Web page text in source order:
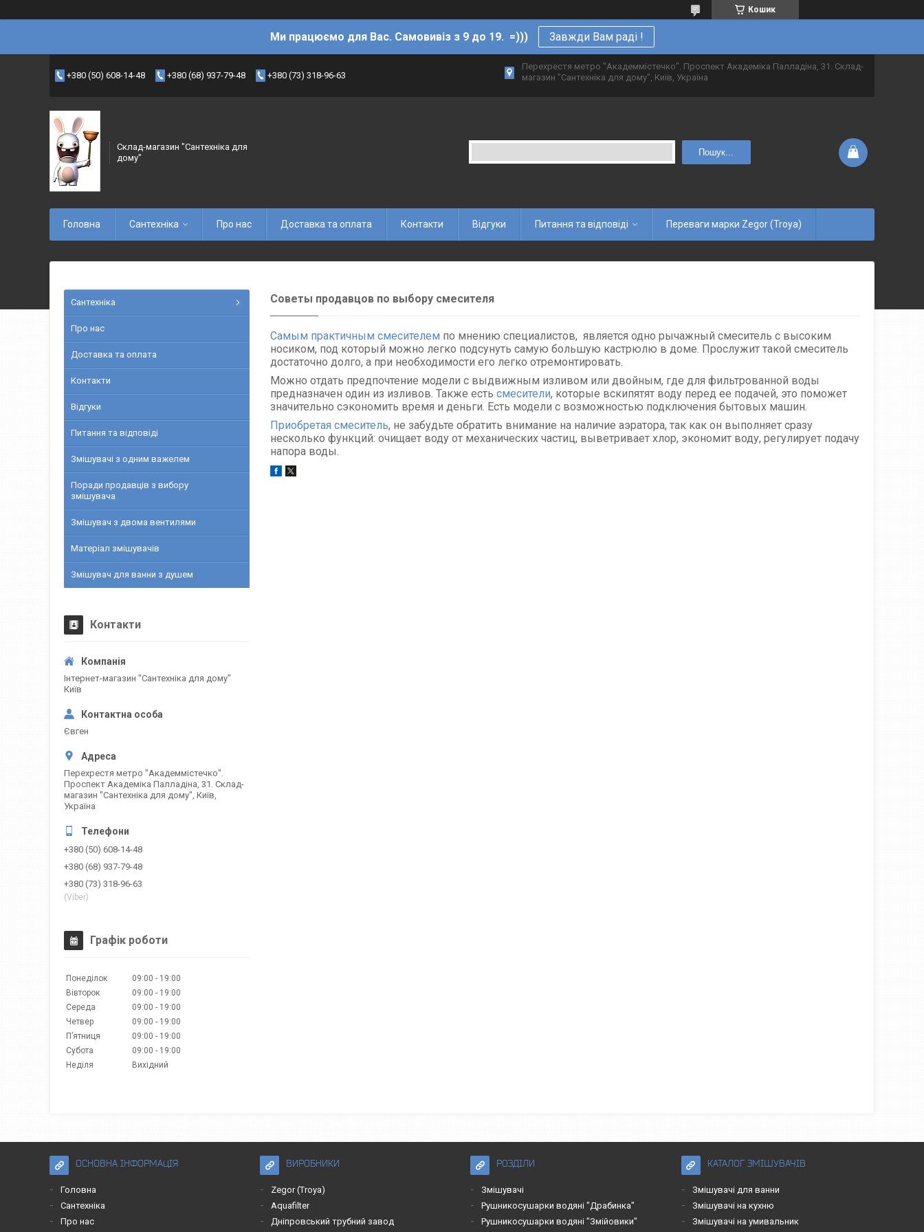
Кошик
Ми працюємо для Вас. Самовивіз з 9 до 19. =))) Завжди Вам раді !
+380 (50) 608-14-48 +380 (68) 937-79-48 +380 (73) 318-96-63
Перехрестя метро "Академмістечко". Проспект Академіка Палладіна, 31. Склад-
магазин "Сантехніка для дому", Київ, Україна
Склад-магазин "Сантехніка для
дому"
Пошук...
Головна Сантехніка Про нас Доставка та оплата Контакти Відгуки Питання та відповіді Переваги марки Zegor (Troya)
Советы продавцов по выбору смесителя
Самым практичным смесителем по мнению специалистов, является одно рычажный смеситель с высоким
носиком, под который можно легко подсунуть самую большую кастрюлю в доме. Прослужит такой смеситель
достаточно долго, а при необходимости его легко отремонтировать.
Можно отдать предпочтение модели с выдвижным изливом или двойным, где для фильтрованной воды
предназначен один из изливов. Также есть смесители, которые вскипятят воду перед ее подачей, это поможет
значительно сэкономить время и деньги. Есть модели с возможностью подключения бытовых машин.
Приобретая смеситель, не забудьте обратить внимание на наличие аэратора, так как он выполняет сразу
несколько функций: очищает воду от механических частиц, выветривает хлор, экономит воду, регулирует подачу
напора воды.
Сантехніка
Про нас
Доставка та оплата
Контакти
Відгуки
Питання та відповіді
Змішувачі з одним важелем
Поради продавців з вибору
змішувача
Змішувач з двома вентилями
Матеріал змішувачів
Змішувач для ванни з душем
Контакти
Інтернет-магазин "Сантехніка для дому"
Київ
Євген
Перехрестя метро "Академмістечко".
Проспект Академіка Палладіна, 31. Склад-
магазин "Сантехніка для дому", Київ,
Україна
+380 (50) 608-14-48
+380 (68) 937-79-48
+380 (73) 318-96-63
(Viber)
Графік роботи
Понеділок 09:00
19:00
Вівторок
09:00
19:00
Середа
09:00
19:00
Четвер
09:00
19:00
Пʼятниця
09:00
19:00
Субота
09:00
19:00
Неділя
Вихідний
ОСНОВНА ІНФОРМАЦІЯ
Головна
Сантехніка
Про нас
ВИРОБНИКИ
Zegor (Troya)
Aquafilter
Дніпровський трубний завод
РОЗДІЛИ
Змішувачі
Рушникосушарки водяні "Драбинка"
Рушникосушарки водяні "Змійовики"
КАТАЛОГ ЗМІШУВАЧІВ
Змішувачі для ванни
Змішувачі на кухню
Змішувачі на умивальник